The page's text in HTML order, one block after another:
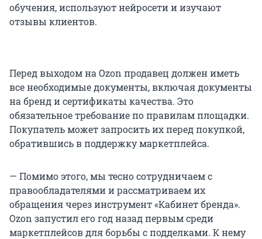
обучения, используют нейросети и изучают
отзывы клиентов.
Перед выходом на Ozon продавец должен иметь
все необходимые документы, включая документы
на бренд и сертификаты качества. Это
обязательное требование по правилам площадки.
Покупатель может запросить их перед покупкой,
обратившись в поддержку маркетплейса.
— Помимо этого, мы тесно сотрудничаем с
правообладателями и рассматриваем их
обращения через инструмент «Кабинет бренда».
Ozon запустил его год назад первым среди
маркетплейсов для борьбы с подделками. К нему